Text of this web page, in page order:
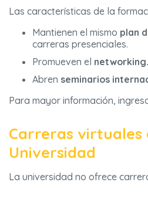
Las características de la
Mantienen el mismo plan
carreras presenciales.
Promueven el networking.
Abren seminarios
Para mayor información,
Carreras virtuales
Universidad
La universidad no ofrece